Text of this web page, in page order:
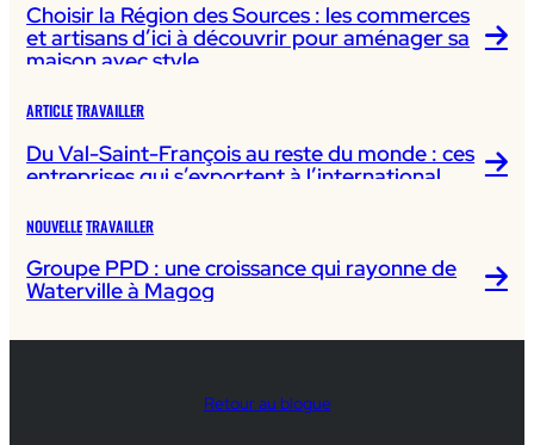
Choisir la Région des Sources : les commerces
et artisans d’ici à découvrir pour aménager sa
maison avec style
ARTICLETRAVAILLER
Du Val-Saint-François au reste du monde : ces
entreprises qui s’exportent à l’international
NOUVELLETRAVAILLER
Groupe PPD : une croissance qui rayonne de
Waterville à Magog
Retour au blogue